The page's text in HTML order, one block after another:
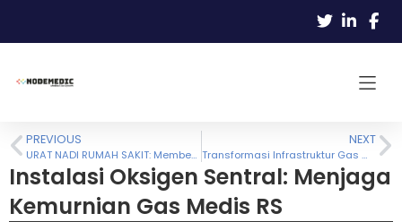
PREVIOUS
URAT NADI RUMAH SAKIT: Membedah Pentingnya Sentral Gas Medis Sebagai Investasi Paling Vital
NEXT
Transformasi Infrastruktur Gas Medis: Solusi Mutlak Menuju Efisiensi Rumah Sakit
Instalasi Oksigen Sentral: Menjaga
Kemurnian Gas Medis RS